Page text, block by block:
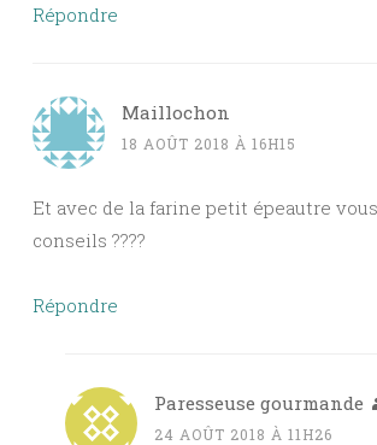
Répondre
Maillochon
18 AOÛT 2018 À 16H15
Et avec de la farine petit épeautre
conseils ????
Répondre
Paresseuse gourmande
24 AOÛT 2018 À 11H26